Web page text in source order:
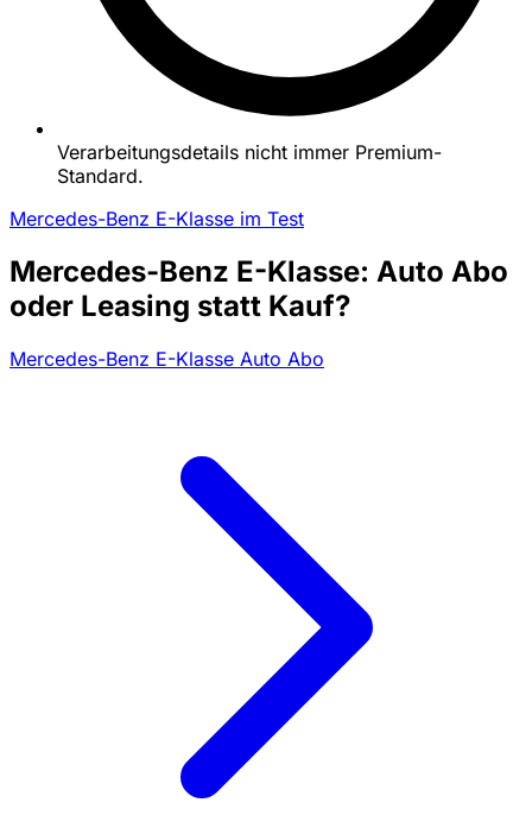
Verarbeitungsdetails nicht immer Premium-
Standard.
Mercedes-Benz E-Klasse im Test
Mercedes-Benz E-Klasse: Auto Abo
oder Leasing statt Kauf?
Mercedes-Benz E-Klasse Auto Abo